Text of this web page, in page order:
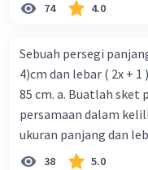
74 4.0
Sebuah persegi
4)cm dan lebar ( 2x +
85 cm. a. Buatlah sket
persamaan dalam
ukuran panjang dan
38 5.0